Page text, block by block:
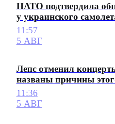
НАТО подтвердила
у украинского
11:57
5 АВГ
Лепс отменил
названы причины
11:36
5 АВГ